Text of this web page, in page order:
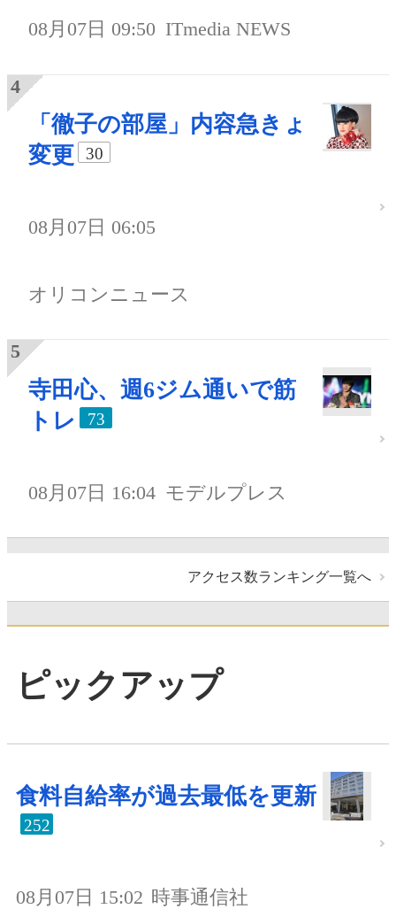
08月07日 09:50 ITmedia NEWS
「徹子の部屋」内容急きょ
変更
30
08月07日 06:05
オリコンニュース
寺田心、週6ジム通いで筋
トレ
73
08月07日 16:04 モデルプレス
アクセス数ランキング一覧へ
ピックアップ
食料自給率が過去最低を更新
252
08月07日 15:02 時事通信社